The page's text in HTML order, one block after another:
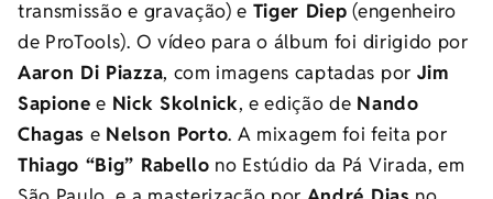
transmissão e gravação) e Tiger Diep (engenheiro
de ProTools). O vídeo para o álbum foi dirigido por
Aaron Di Piazza, com imagens captadas por Jim
Sapione e Nick Skolnick, e edição de Nando
Chagas e Nelson Porto. A mixagem foi feita por
Thiago “Big” Rabello no Estúdio da Pá Virada, em